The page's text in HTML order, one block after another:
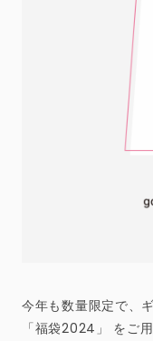
今年も数量限定で、
「福袋2024」 をご